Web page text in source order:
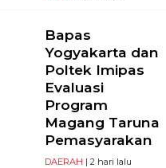
Bapas
Yogyakarta dan
Poltek Imipas
Evaluasi
Program
Magang Taruna
Pemasyarakan
DAERAH | 2 hari lalu